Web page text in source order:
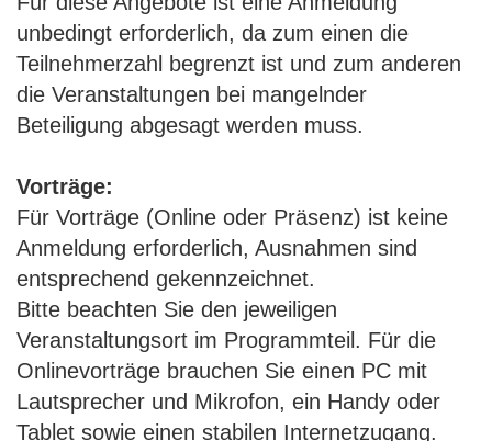
unbedingt erforderlich, da zum einen die
Teilnehmerzahl begrenzt ist und zum anderen
die Veranstaltungen bei mangelnder
Beteiligung abgesagt werden muss.
Vorträge:
Für Vorträge (Online oder Präsenz) ist keine
Anmeldung erforderlich, Ausnahmen sind
entsprechend gekennzeichnet.
Bitte beachten Sie den jeweiligen
Veranstaltungsort im Programmteil. Für die
Onlinevorträge brauchen Sie einen PC mit
Lautsprecher und Mikrofon, ein Handy oder
Tablet sowie einen stabilen Internetzugang.